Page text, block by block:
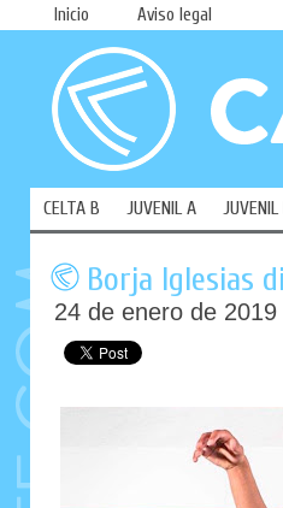
Inicio Aviso legal
CELTA B JUVENIL A JUVENIL
Borja Iglesias
24 de enero de 2019